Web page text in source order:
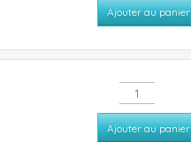
Ajouter au panier
Ajouter au panier